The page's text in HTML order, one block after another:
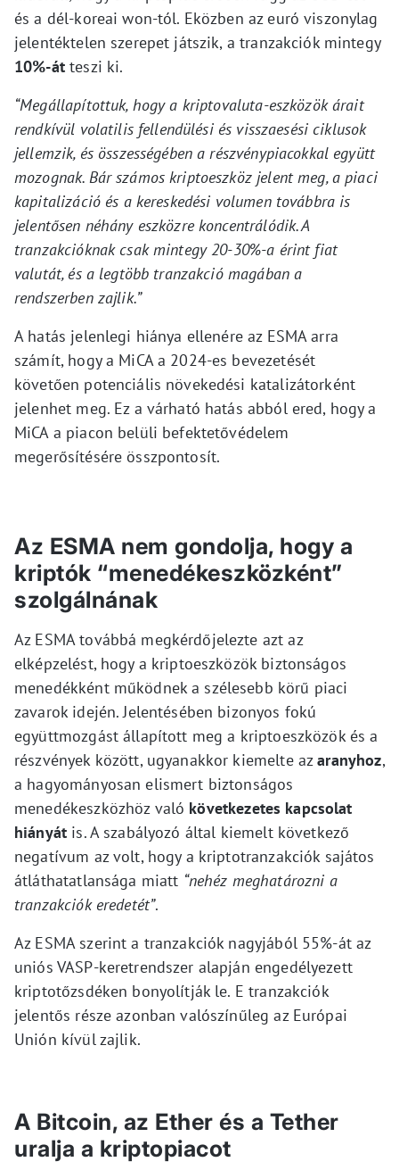
és a dél-koreai won-tól. Eközben az euró viszonylag
jelentéktelen szerepet játszik, a tranzakciók mintegy
10%-átteszi ki.
“Megállapítottuk, hogy a kriptovaluta-eszközök árait
rendkívül volatilis fellendülési és visszaesési ciklusok
jellemzik, és összességében a részvénypiacokkal együtt
mozognak. Bár számos kriptoeszköz jelent meg, a piaci
kapitalizáció és a kereskedési volumen továbbra is
jelentősen néhány eszközre koncentrálódik. A
tranzakcióknak csak mintegy 20-30%-a érint fiat
valutát, és a legtöbb tranzakció magában a
rendszerben zajlik.”
A hatás jelenlegi hiánya ellenére az ESMA arra
számít, hogy a MiCA a 2024-es bevezetését
követően potenciális növekedési katalizátorként
jelenhet meg. Ez a várható hatás abból ered, hogy a
MiCA a piacon belüli befektetővédelem
megerősítésére összpontosít.
Az ESMA nem gondolja, hogy a
kriptók “menedékeszközként”
szolgálnának
Az ESMA továbbá megkérdőjelezte azt az
elképzelést, hogy a kriptoeszközök biztonságos
menedékként működnek a szélesebb körű piaci
zavarok idején. Jelentésében bizonyos fokú
együttmozgást állapított meg a kriptoeszközök és a
részvények között, ugyanakkor kiemelte azaranyhoz,
a hagyományosan elismert biztonságos
menedékeszközhöz való következetes kapcsolat
hiányát is. A szabályozó által kiemelt következő
negatívum az volt, hogy a kriptotranzakciók sajátos
átláthatatlansága miatt “nehéz meghatározni a
tranzakciók eredetét”.
Az ESMA szerint a tranzakciók nagyjából 55%-át az
uniós VASP-keretrendszer alapján engedélyezett
kriptotőzsdéken bonyolítják le. E tranzakciók
jelentős része azonban valószínűleg az Európai
Unión kívül zajlik.
A Bitcoin, az Ether és a Tether
uralja a kriptopiacot